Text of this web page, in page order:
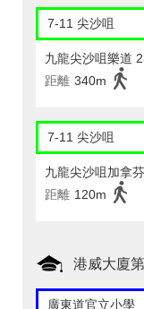
7-11 尖沙咀
九龍尖沙咀樂道
距離 340m
7-11 尖沙咀
九龍尖沙咀加拿
距離 120m
港威大廈
廣東道官立小學